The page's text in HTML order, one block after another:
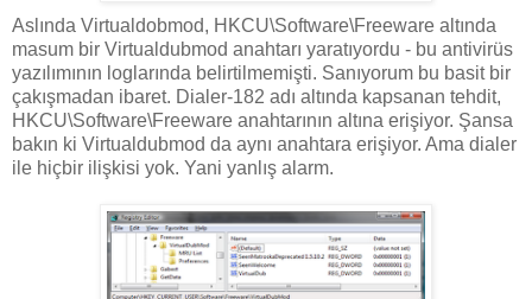
Aslında Virtualdobmod, HKCU\Software\Freeware altında
masum bir Virtualdubmod anahtarı yaratıyordu - bu antivirüs
yazılımının loglarında belirtilmemişti. Sanıyorum bu basit bir
çakışmadan ibaret. Dialer-182 adı altında kapsanan tehdit,
HKCU\Software\Freeware anahtarının altına erişiyor. Şansa
bakın ki Virtualdubmod da aynı anahtara erişiyor. Ama dialer
ile hiçbir ilişkisi yok. Yani yanlış alarm.